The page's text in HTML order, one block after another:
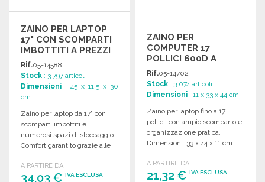
ZAINO PER LAPTOP
17" CON SCOMPARTI
IMBOTTITI A PREZZI
ALL'INGROSSO
Rif.05-14588
Stock : 3 797 articoli
Dimensioni : 45 x 11.5 x 30
cm
Zaino per laptop da 17" con
scomparti imbottiti e
numerosi spazi di stoccaggio.
Comfort garantito grazie alle
A PARTIRE DA
34,03 € IVA ESCLUSA
ZAINO PER
COMPUTER 17
POLLICI 600D A
PREZZI
ALL'INGROSSO
Rif.05-14702
Stock : 3 074 articoli
Dimensioni : 11 x 33 x 44 cm
Zaino per laptop fino a 17
pollici, con ampio scomparto e
organizzazione pratica.
Dimensioni: 33 x 44 x 11 cm.
A PARTIRE DA
21,32 €IVA ESCLUSA